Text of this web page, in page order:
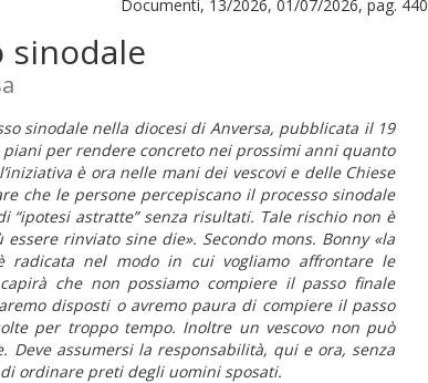
Documenti, 13/2026, 01/07/2026, pag. 440
sinodale
sinodale nella diocesi di Anversa, pubblicata il 19
per rendere concreto nei prossimi anni quanto
è ora nelle mani dei vescovi e delle Chiese
che le persone percepiscano il processo sinodale
astratte” senza risultati. Tale rischio non è
essere rinviato sine die». Secondo mons. Bonny«la
radicata nel modo in cui vogliamo affrontare le
che non possiamo compiere il passo finale
disposti o avremo paura di compiere il passo
per troppo tempo. Inoltre un vescovo non può
Deve assumersi la responsabilità, qui e ora, senza
ordinare preti degli uomini sposati.